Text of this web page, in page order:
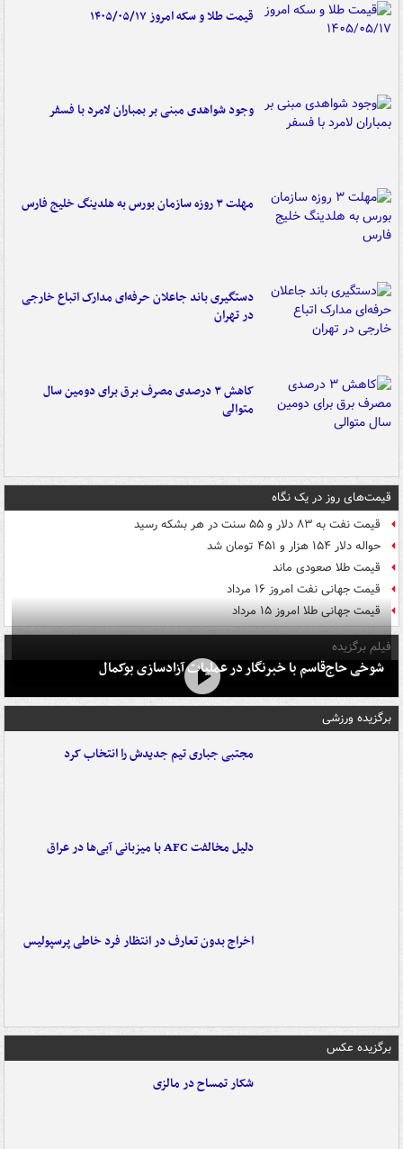
قیمت طلا و سکه امروز ۱۴۰۵/۰۵/۱۷
وجود شواهدی مبنی بر بمباران لامرد با فسفر
مهلت ۳ روزه سازمان بورس به هلدینگ خلیج فارس
دستگیری باند جاعلان حرفه‌ای مدارک اتباع خارجی
در تهران
کاهش ۳ درصدی مصرف برق برای دومین سال
متوالی
قیمت‌های روز در یک نگاه
قیمت نفت به ۸۳ دلار و ۵۵ سنت در هر بشکه رسید
حواله دلار ۱۵۴ هزار و ۴۵۱ تومان شد
قیمت طلا صعودی ماند
قیمت جهانی نفت امروز ۱۶ مرداد
قیمت جهانی طلا امروز ۱۵ مرداد
فیلم برگزیده
شوخی حاج‌قاسم با خبرنگار در عملیات آزادسازی بوکمال
برگزیده ورزشی
مجتبی جباری تیم جدیدش را انتخاب کرد
دلیل مخالفت AFC با میزبانی آبی‌ها در عراق
اخراج بدون تعارف در انتظار فرد خاطی پرسپولیس
برگزیده عکس
شکار تمساح در مالزی